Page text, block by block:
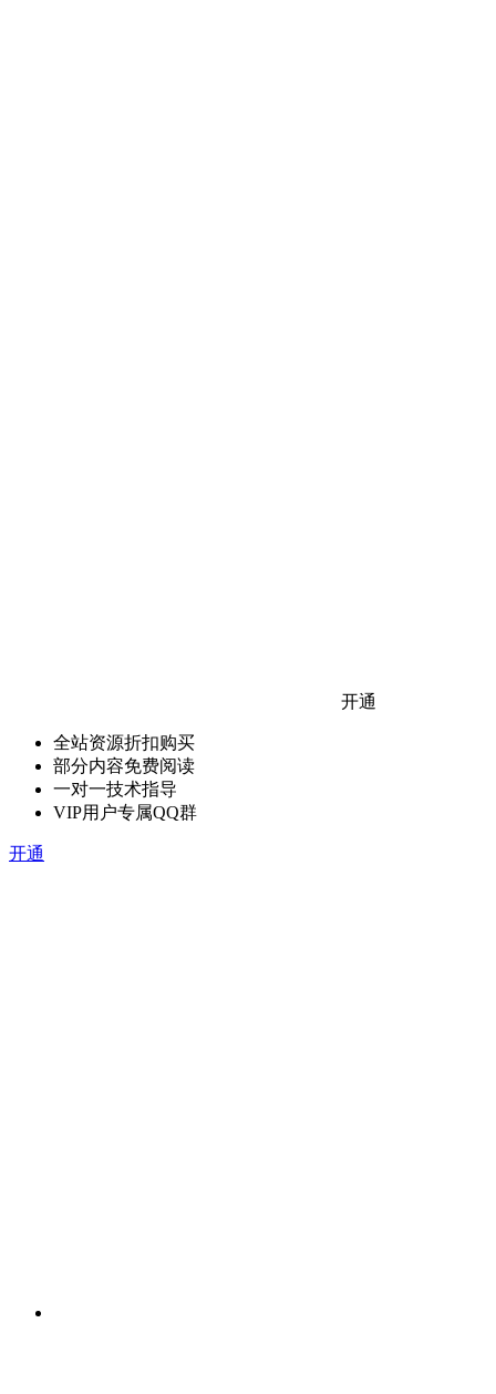
开通
全站资源折扣购买
部分内容免费阅读
一对一技术指导
VIP用户专属QQ群
开通